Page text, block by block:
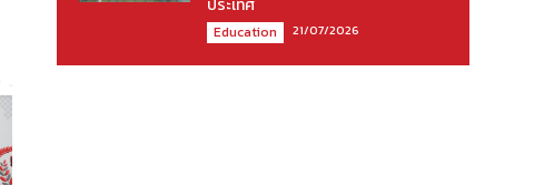
ประเทศ
Education 21/07/2026